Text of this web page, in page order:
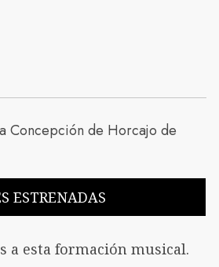
ESTRENADAS
a esta formación musical.